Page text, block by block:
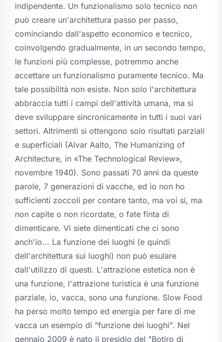
indipendente. Un funzionalismo solo tecnico non
può creare un'architettura passo per passo,
cominciando dall'aspetto economico e tecnico,
coinvolgendo gradualmente, in un secondo tempo,
le funzioni più complesse, potremmo anche
accettare un funzionalismo puramente tecnico. Ma
tale possibilità non esiste. Non solo l'architettura
abbraccia tutti i campi dell'attività umana, ma si
deve sviluppare sincronicamente in tutti i suoi vari
settori. Altrimenti si ottengono solo risultati parziali
e superficiali (Alvar Aalto, The Humanizing of
Architecture, in «The Technological Review»,
novembre 1940). Sono passati 70 anni da queste
parole, 7 generazioni di vacche, ed io non ho
sufficienti zoccoli per contare tanto, ma voi si, ma
non capite o non ricordate, o fate finta di
dimenticare. Vi siete dimenticati che ci sono
anch'io... La funzione dei luoghi (e quindi
dell'architettura sui luoghi) non può esulare
dall'utilizzo di questi. L'attrazione estetica non è
una funzione, l'attrazione turistica è una funzione
parziale, io, vacca, sono una funzione. Slow Food
ha perso molto tempo ed energia per fare di me
vacca un esempio di "funzione dei luoghi". Nel
gennaio 2009 è nato il presidio del "Botiro di